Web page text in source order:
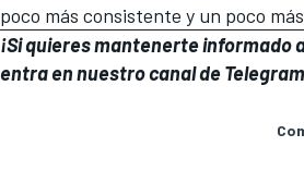
poco más consistente y un poco
¡Si quieres mantenerte informado
entra ennuestro canal de Telegram